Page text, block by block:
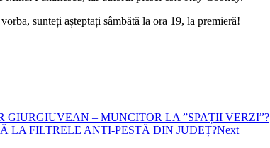
sunteți așteptați sâmbătă la ora 19, la premieră!
GIURGIUVEAN – MUNCITOR LA ”SPAȚII VERZI”?
LA FILTRELE ANTI-PESTĂ DIN JUDEȚ?Next